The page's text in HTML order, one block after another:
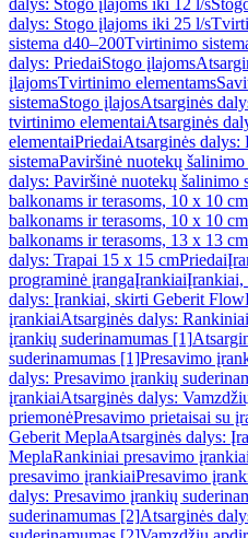
dalys: Stogo įlajoms iki 12 l/s
dalys: Stogo įlajoms iki 25 l/s
sistema d40–200Tvirtinimo
dalys: PriedaiStogo įlajoms
įlajomsTvirtinimo elementams
sistemaStogo įlajosAtsarginės
tvirtinimo elementaiAtsarginės
elementaiPriedaiAtsarginės dalys:
sistemaPaviršinė nuotekų
dalys: Paviršinė nuotekų šalinimo
balkonams ir terasoms, 10 x 10 cm
balkonams ir terasoms, 10 x 10 cm
balkonams ir terasoms, 13 x 13 cm
dalys: Trapai 15 x 15 cmPriedai
programinė įrangaĮrankiaiĮrankiai,
dalys: Įrankiai, skirti Geberit
įrankiaiAtsarginės dalys:
įrankių suderinamumas [1]
suderinamumas [1]Presavimo
dalys: Presavimo įrankių
įrankiaiAtsarginės dalys:
priemonėPresavimo prietaisai su
Geberit MeplaAtsarginės dalys:
MeplaRankiniai presavimo įrankiai
presavimo įrankiaiPresavimo
dalys: Presavimo įrankių
suderinamumas [2]Atsarginės